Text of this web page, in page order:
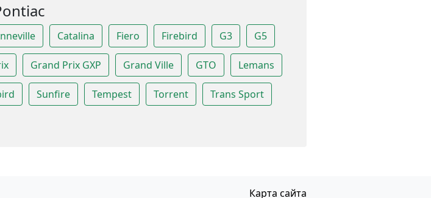
Catalina Fiero Firebird G3 G5
Grand Prix GXP Grand Ville GTO Lemans
Sunfire Tempest Torrent Trans Sport
Карта сайта